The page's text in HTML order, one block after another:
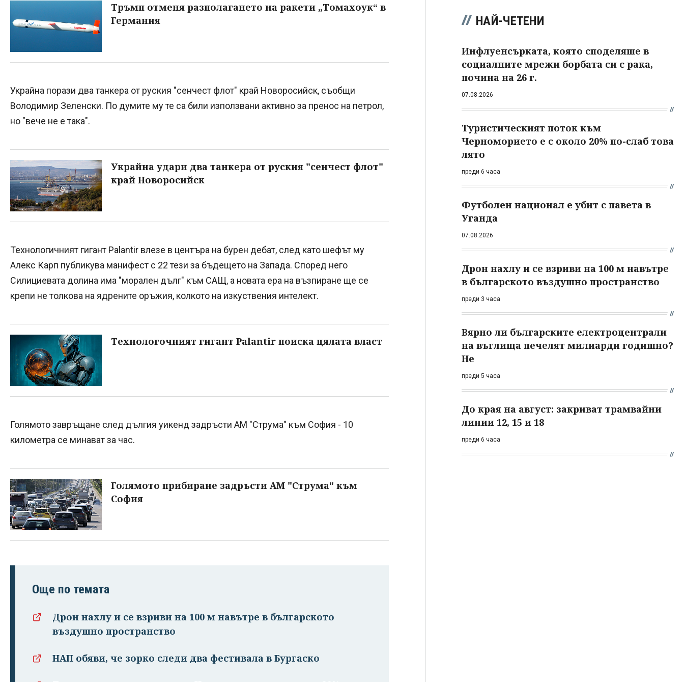
Тръмп отменя разполагането на ракети „Томахоук“ в
Германия
Украйна порази два танкера от руския "сенчест флот" край Новоросийск, съобщи
Володимир Зеленски. По думите му те са били използвани активно за пренос на петрол,
но "вече не е така".
Украйна удари два танкера от руския "сенчест флот"
край Новоросийск
Технологичният гигант Palantir влезе в центъра на бурен дебат, след като шефът му
Алекс Карп публикува манифест с 22 тези за бъдещето на Запада. Според него
Силициевата долина има "морален дълг" към САЩ, а новата ера на възпиране ще се
крепи не толкова на ядрените оръжия, колкото на изкуствения интелект.
Технологочният гигант Palantir поиска цялата власт
Голямото завръщане след дългия уикенд задръсти АМ "Струма" към София - 10
километра се минават за час.
Голямото прибиране задръсти АМ "Струма" към
София
Още по темата
Дрон нахлу и се взриви на 100 м навътре в българското
въздушно пространство
НАП обяви, че зорко следи два фестивала в Бургаско
НАЙ-ЧЕТЕНИ
Инфлуенсърката, която споделяше в
социалните мрежи борбата си с рака,
почина на 26 г.
07.08.2026
Туристическият поток към
Черноморието е с около 20% по-слаб това
лято
преди 6 часа
Футболен национал е убит с павета в
Уганда
07.08.2026
Дрон нахлу и се взриви на 100 м навътре
в българското въздушно пространство
преди 3 часа
Вярно ли българските електроцентрали
на въглища печелят милиарди годишно?
Не
преди 5 часа
До края на август: закриват трамвайни
линии 12, 15 и 18
преди 6 часа